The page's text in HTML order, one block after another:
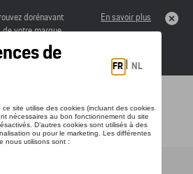
dorénavant
de votre marque
à commander
En savoir plus
Toggle navigation